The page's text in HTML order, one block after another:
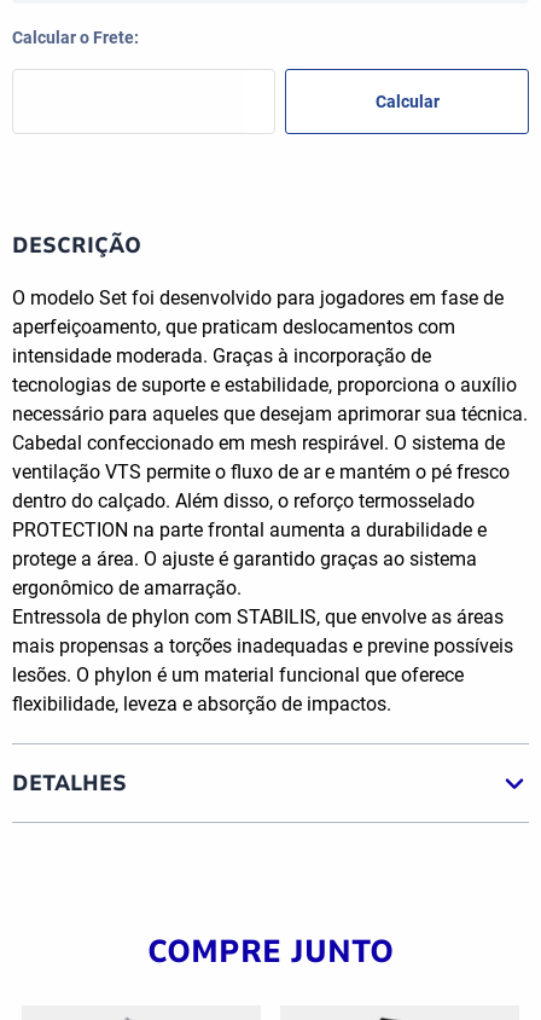
DESCRIÇÃO
O modelo Set foi desenvolvido para jogadores em fase de
aperfeiçoamento, que praticam deslocamentos com
intensidade moderada. Graças à incorporação de
tecnologias de suporte e estabilidade, proporciona o auxílio
necessário para aqueles que desejam aprimorar sua técnica.
Cabedal confeccionado em mesh respirável. O sistema de
ventilação VTS permite o fluxo de ar e mantém o pé fresco
dentro do calçado. Além disso, o reforço termosselado
PROTECTION na parte frontal aumenta a durabilidade e
protege a área. O ajuste é garantido graças ao sistema
ergonômico de amarração.
Entressola de phylon com STABILIS, que envolve as áreas
mais propensas a torções inadequadas e previne possíveis
lesões. O phylon é um material funcional que oferece
flexibilidade, leveza e absorção de impactos.
DETALHES
COMPRE JUNTO